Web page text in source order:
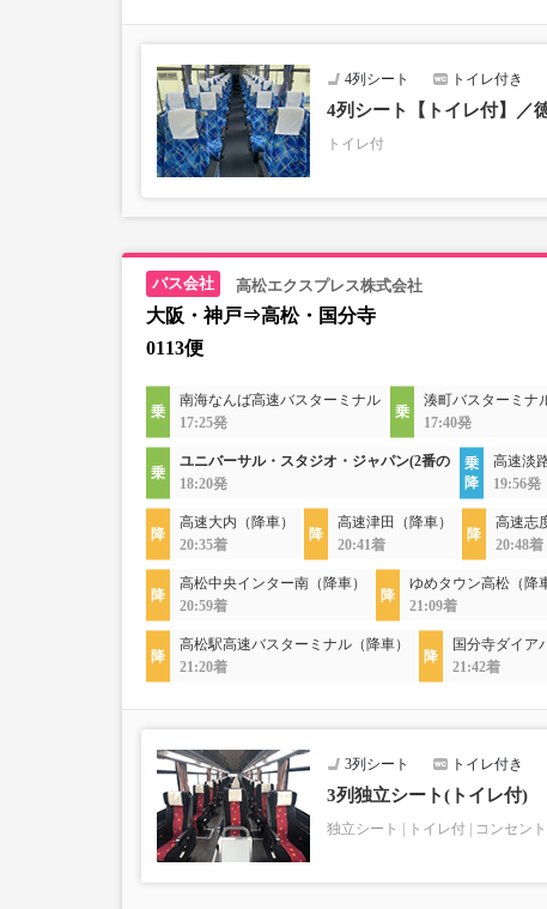
4列シート トイレ付き
4列シート【トイレ付】／
トイレ付
高松エクスプレス株式会社
大阪・神戸⇒高松・国分寺
0113便
南海なんば高速バスターミナル
17:25発
湊町バスターミナ
17:40発
ユニバーサル・スタジオ・ジャパン(2番の
18:20発
高速淡
19:56発
高速大内（降車）
20:35着
高速津田（降車）
20:41着
高速志
20:48着
高松中央インター南（降車）
20:59着
ゆめタウン高松（降
21:09着
高松駅高速バスターミナル（降車）
21:20着
国分寺ダイア
21:42着
3列シート トイレ付き
3列独立シート(トイレ付)
独立シート トイレ付 コンセント